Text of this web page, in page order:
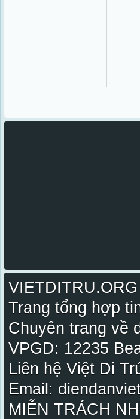
VIETDITRU.ORG
Trang tổng hợp
Chuyên trang về
VPGD: 12235
Liên hệ Việt Di
Email:
MIỄN TRÁCH